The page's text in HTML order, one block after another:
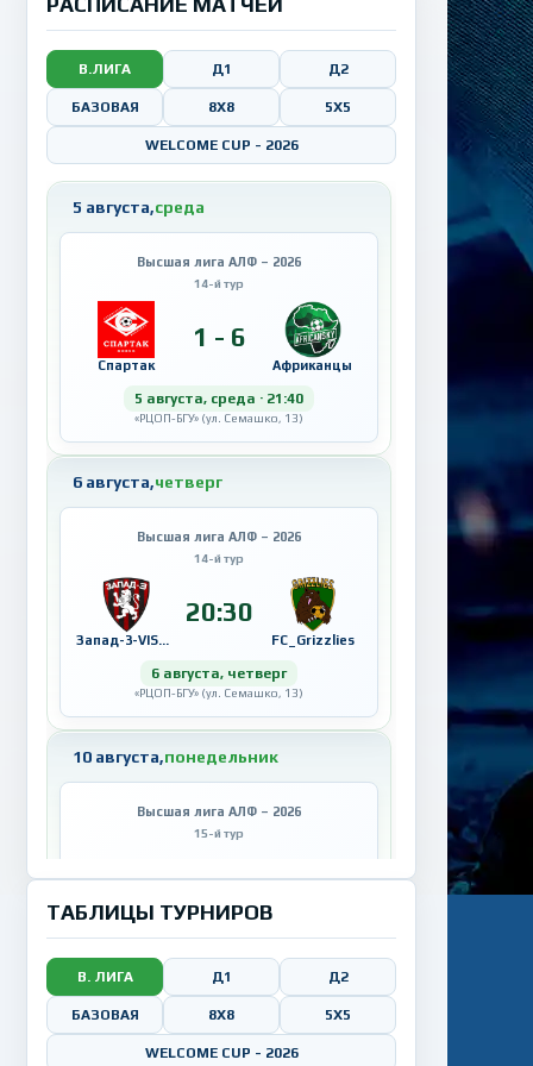
В.ЛИГА Д1 Д2
БАЗОВАЯ 8X8 5X5
WELCOME CUP - 2026
5 августа,среда
Высшая лига АЛФ – 2026
14-й тур
Спартак
1 - 6
Африканцы
5 августа, среда · 21:40
«РЦОП-БГУ» (ул. Семашко, 13)
6 августа,четверг
Высшая лига АЛФ – 2026
14-й тур
Запад-3-VISAHOT
20:30
FC_Grizzlies
6 августа, четверг
«РЦОП-БГУ» (ул. Семашко, 13)
10 августа,понедельник
Высшая лига АЛФ – 2026
15-й тур
Горынь
21:15
«РЦОП-БГУ» (ул. Семашко, 13)
11 августа,вторник
ТАБЛИЦЫ ТУРНИРОВ
В. ЛИГА Д1 Д2
БАЗОВАЯ 8Х8 5X5
WELCOME CUP - 2026